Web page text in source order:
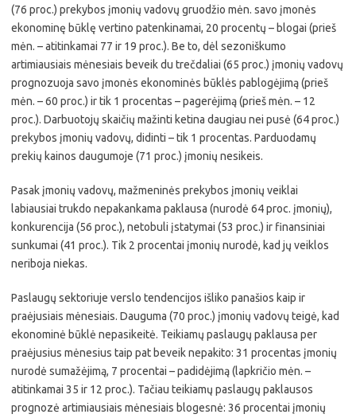
(76 proc.) prekybos įmonių vadovų gruodžio mėn. savo įmonės
ekonominę būklę vertino patenkinamai, 20 procentų – blogai (prieš
mėn. – atitinkamai 77 ir 19 proc.). Be to, dėl sezoniškumo
artimiausiais mėnesiais beveik du trečdaliai (65 proc.) įmonių vadovų
prognozuoja savo įmonės ekonominės būklės pablogėjimą (prieš
mėn. – 60 proc.) ir tik 1 procentas – pagerėjimą (prieš mėn. – 12
proc.). Darbuotojų skaičių mažinti ketina daugiau nei pusė (64 proc.)
prekybos įmonių vadovų, didinti – tik 1 procentas. Parduodamų
prekių kainos daugumoje (71 proc.) įmonių nesikeis.
Pasak įmonių vadovų, mažmeninės prekybos įmonių veiklai
labiausiai trukdo nepakankama paklausa (nurodė 64 proc. įmonių),
konkurencija (56 proc.), netobuli įstatymai (53 proc.) ir finansiniai
sunkumai (41 proc.). Tik 2 procentai įmonių nurodė, kad jų veiklos
neriboja niekas.
Paslaugų sektoriuje verslo tendencijos išliko panašios kaip ir
praėjusiais mėnesiais. Dauguma (70 proc.) įmonių vadovų teigė, kad
ekonominė būklė nepasikeitė. Teikiamų paslaugų paklausa per
praėjusius mėnesius taip pat beveik nepakito: 31 procentas įmonių
nurodė sumažėjimą, 7 procentai – padidėjimą (lapkričio mėn. –
atitinkamai 35 ir 12 proc.). Tačiau teikiamų paslaugų paklausos
prognozė artimiausiais mėnesiais blogesnė: 36 procentai įmonių